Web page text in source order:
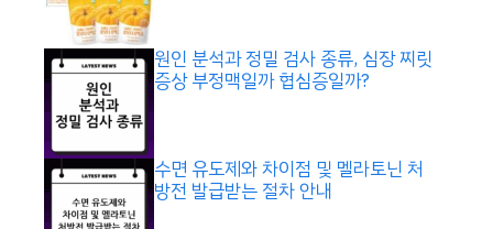
원인 분석과 정밀 검사 종류, 심장 찌릿
증상 부정맥일까 협심증일까?
수면 유도제와 차이점 및 멜라토닌 처
방전 발급받는 절차 안내